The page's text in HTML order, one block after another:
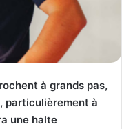
à grands pas,
particulièrement à
une halte